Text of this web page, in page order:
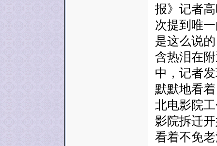
报》记者
次提到唯
是这么说
含热泪在
中，记者
默默地看
北电影院
影院拆迁
看着不免